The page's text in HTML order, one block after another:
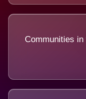
Communities